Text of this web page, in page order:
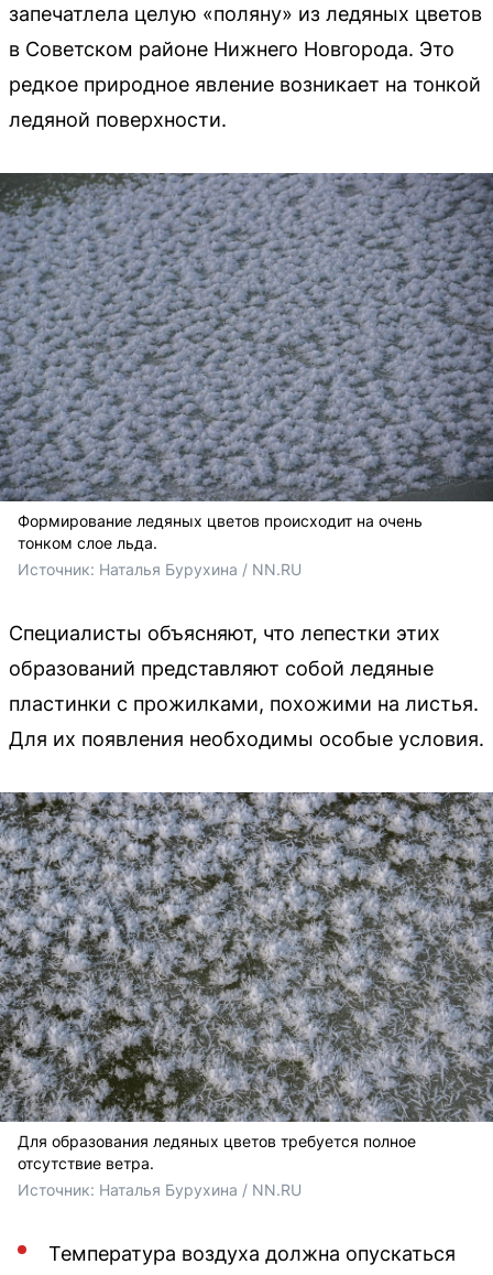
запечатлела целую «поляну» из ледяных цветов
в Советском районе Нижнего Новгорода. Это
редкое природное явление возникает на тонкой
ледяной поверхности.
Формирование ледяных цветов происходит на очень
тонком слое льда.
Источник: Наталья Бурухина / NN.RU
Специалисты объясняют, что лепестки этих
образований представляют собой ледяные
пластинки с прожилками, похожими на листья.
Для их появления необходимы особые условия.
Для образования ледяных цветов требуется полное
отсутствие ветра.
Источник: Наталья Бурухина / NN.RU
Температура воздуха должна опускаться